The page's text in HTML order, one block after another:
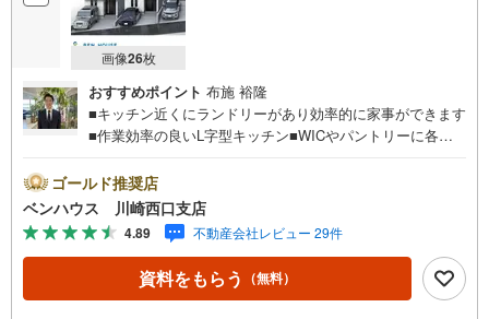
画像26枚
おすすめポイント 布施 裕隆
■キッチン近くにランドリーがあり効率的に家事ができます
■作業効率の良いL字型キッチン■WICやパントリーに各居
面採光で明るく通風も良好■ご見学をご希望のお客様、平
日・休日問わず ご対応させていただきます。■また、オン
ライン案内・相談などにも対応しております。 どうぞ
お気軽にご連絡下さい。その他にも・・・●「この物件以外
にも何件か一緒に物件を見てみたい」●「私はローンいくら
借りられるのだろう？」●「買替えなので、自宅がいくらで
ゴールド推奨店
ベンハウス 川崎西口支店
4.89 不動産会社レビュー 29件
資料をもらう （無料）